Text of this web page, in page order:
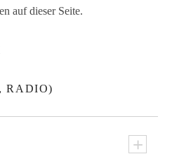
auf dieser Seite.
RADIO)
+